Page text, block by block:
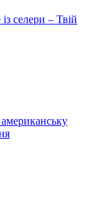
селери – Твій